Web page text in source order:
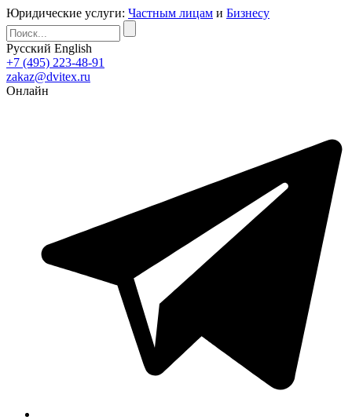
Юридические услуги: Частным лицам и Бизнесу
Русский English
+7 (495) 223-48-91
zakaz@dvitex.ru
Онлайн